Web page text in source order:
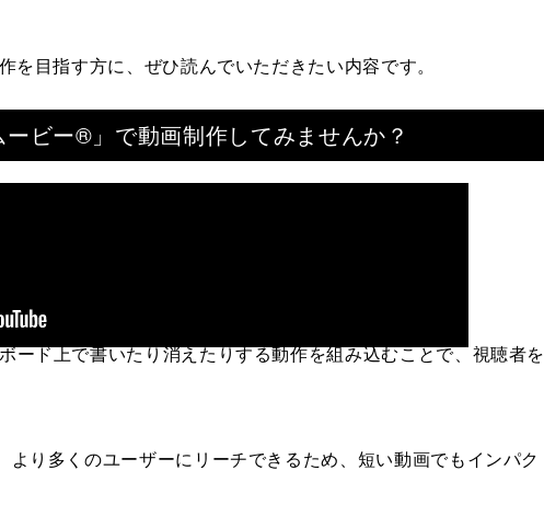
目指す方に、ぜひ読んでいただきたい内容です。
ービー®」で動画制作してみませんか？
ード上で書いたり消えたりする動作を組み込むことで、視聴者を
り多くのユーザーにリーチできるため、短い動画でもインパク